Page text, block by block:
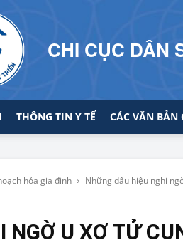
CHI CỤC DÂN
THÔNG TIN Y TẾ CÁC VĂN BẢN
hóa gia đình Những dấu hiệu nghi
NGỜ U XƠ TỬ